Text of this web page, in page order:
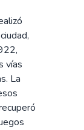
vías
La